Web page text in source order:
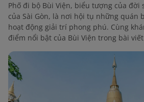
Phố đi bộ Bùi Viện, biểu tượng của đời
của Sài Gòn, là nơi hội tụ những quán
hoạt động giải trí phong phú. Cùng
điểm nổi bật của Bùi Viện trong bài